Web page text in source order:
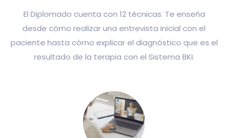
El Diplomado cuenta con 12 técnicas. Te enseña
desde cómo realizar una entrevista inicial con el
paciente hasta cómo explicar el diagnóstico que es el
resultado de la terapia con el Sistema BKI.